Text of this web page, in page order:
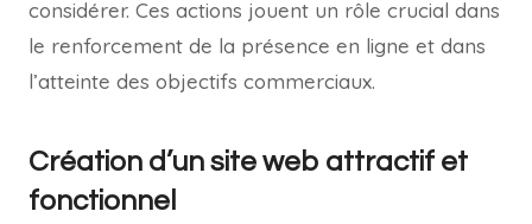
considérer. Ces actions jouent un rôle crucial dans
le renforcement de la présence en ligne et dans
l’atteinte des objectifs commerciaux.
Création d’un site web attractif et
fonctionnel